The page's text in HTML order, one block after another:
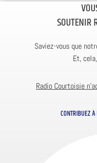
SOUTENIR
Saviez-vous que
Et, cela,
Radio Courtoisie
CONTRIBUEZ